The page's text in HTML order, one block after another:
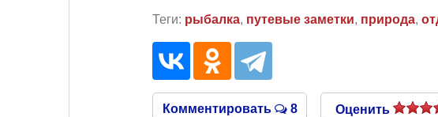
Теги: рыбалка, путевые заметки, природа,
Комментировать 8 Оценить